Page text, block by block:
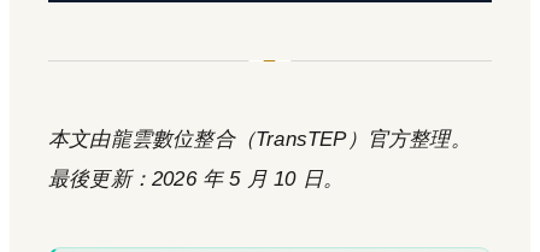
本文由龍雲數位整合（TransTEP）官方整理。
最後更新：2026 年 5 月 10 日。